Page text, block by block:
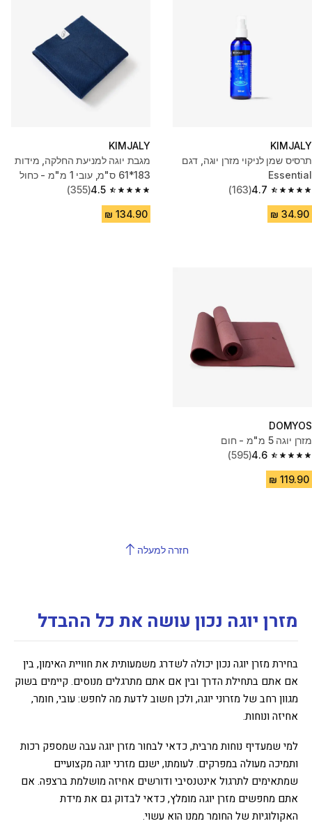
KIMJALY
תרסיס שמן לניקוי מזרן יוגה, דגם
Essential
4.7
4.7 out of 5 stars from 163 reviews
(163)
KIMJALY
מגבת יוגה למניעת החלקה, מידות
183*61 ס"מ, עובי 1 מ"מ - כחול
4.5
4.5 out of 5 stars from 355 reviews
(355)
DOMYOS
מזרן יוגה 5 מ"מ - חום
4.6
4.6 out of 5 stars from 595 reviews
(595)
חזרה למעלה
מזרן יוגה נכון עושה את כל ההבדל
בחירת מזרן יוגה נכון יכולה לשדרג משמעותית את חוויית האימון, בין
אם אתם בתחילת הדרך ובין אם אתם מתרגלים מנוסים. קיימים בשוק
מגוון רחב של מזרוני יוגה, ולכן חשוב לדעת מה לחפש: עובי, חומר,
אחיזה ונוחות.
למי שמעדיף נוחות מרבית, כדאי לבחור מזרן יוגה עבה שמספק רכות
ותמיכה מעולה במפרקים. לעומתו, ישנם מזרני יוגה מקצועיים
שמתאימים לתרגול אינטנסיבי ודורשים אחיזה מושלמת ברצפה. אם
אתם מחפשים מזרן יוגה מומלץ, כדאי לבדוק גם את מידת
האקולוגיות של החומר ממנו הוא עשוי.